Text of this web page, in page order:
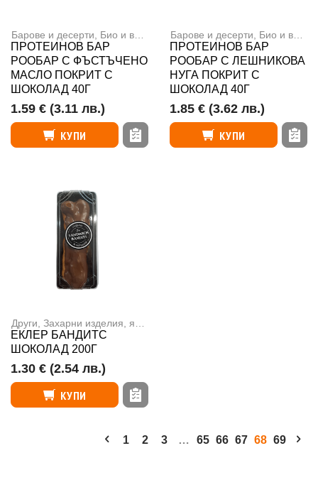
Барове и десерти Био и веган продукти , Веган продукти ,
ПРОТЕИНОВ БАР
РООБАР С ФЪСТЪЧЕНО
МАСЛО ПОКРИТ С
ШОКОЛАД 40Г
1.59 € (3.11 лв.)
КУПИ
Барове и десерти Био и веган продукти
ПРОТЕИНОВ БАР
РООБАР С ЛЕШНИКОВА
НУГА ПОКРИТ С
ШОКОЛАД 40Г
1.85 € (3.62 лв.)
КУПИ
Други Захарни изделия, ядки и чипс
ЕКЛЕР БАНДИТС
ШОКОЛАД 200Г
1.30 € (2.54 лв.)
КУПИ
1 2 3 … 65 66 67 68 69